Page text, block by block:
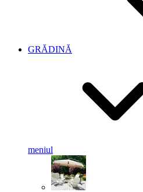
GRĂDINĂ
meniul